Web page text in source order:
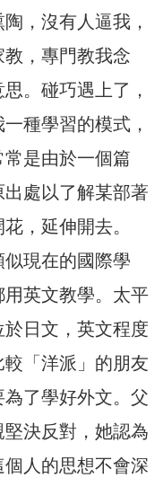
，沒有人逼我，
，專門教我念
。碰巧遇上了，
種學習的模式，
是由於一個篇
處以了解某部著
，延伸開去。
現在的國際學
英文教學。太平
日文，英文程度
「洋派」的朋友
了學好外文。父
決反對，她認為
人的思想不會深